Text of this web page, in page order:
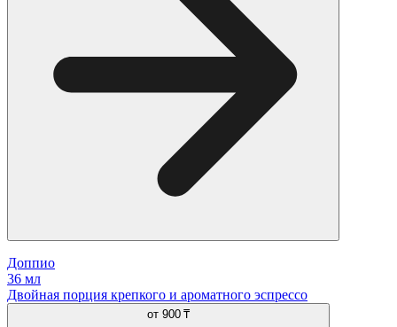
Доппио
36 мл
Двойная порция крепкого и ароматного эспрессо
от 900 ₸